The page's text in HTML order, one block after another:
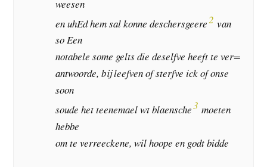
weesen
en uhEd hem sal konne deschersgeere2 van
so Een
notabele some gelts die deselfve heeft te ver=
antwoorde, bij leefven of sterfve ick of onse
soon
soude het teenemael wt blaensche3 moeten
hebbe
om te verreeckene, wil hoope en godt bidde